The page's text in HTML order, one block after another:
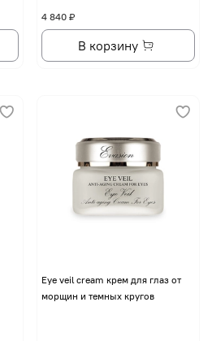
4 840 ₽
В корзину
Eye veil cream крем для глаз от
морщин и темных кругов